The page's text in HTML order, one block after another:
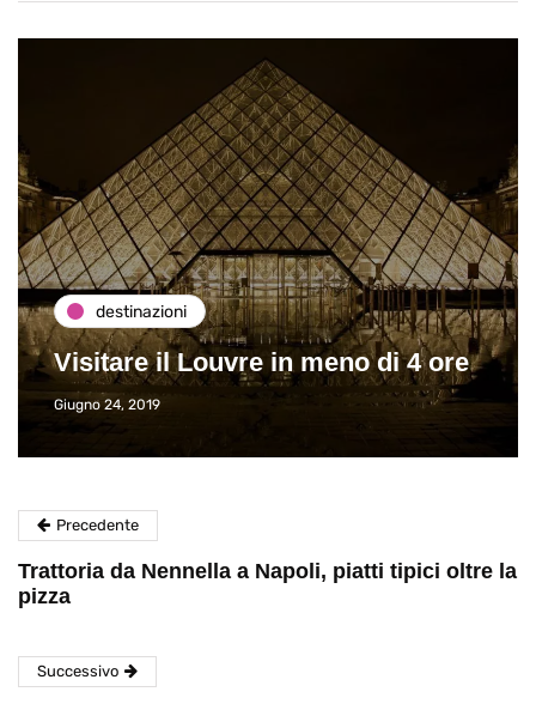
destinazioni
Visitare il Louvre in meno di 4 ore
Giugno 24, 2019
Precedente
Trattoria da Nennella a Napoli, piatti tipici oltre la
pizza
Successivo